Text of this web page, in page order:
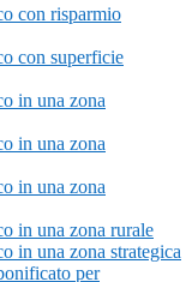
con risparmio
con superficie
in una zona
in una zona
in una zona
in una zona rurale
in una zona strategica
per